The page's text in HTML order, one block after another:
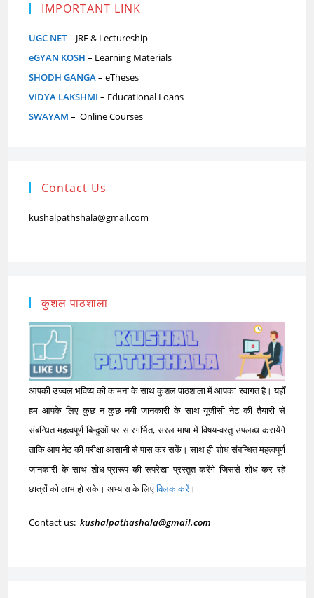
IMPORTANT LINK
UGC NET– JRF & Lectureship
eGYAN KOSH – Learning Materials
SHODH GANGA– eTheses
VIDYA LAKSHMI – Educational Loans
SWAYAM – Online Courses
Contact Us
kushalpathshala@gmail.com
कुशल पाठशाला
आपकी उज्वल भविष्य की कामना के साथ कुशल पाठशाला में आपका स्वागत है। यहाँ
हम आपके लिए कुछ न कुछ नयी जानकारी के साथ यूजीसी नेट की तैयारी से
संबन्धित महत्वपूर्ण बिन्दुओं पर सारगर्भित, सरल भाषा में विषय-वस्तु उपलब्ध करायेंगे
ताकि आप नेट की परीक्षा आसानी से पास कर सकें। साथ ही शोध संबन्धित महत्वपूर्ण
जानकारी के साथ शोध-प्रारूप की रूपरेखा प्रस्तुत करेंगे जिससे शोध कर रहे
छात्रों को लाभ हो सके। अभ्यास के लिएक्लिक करें ।
Contact us:kushalpathashala@gmail.com